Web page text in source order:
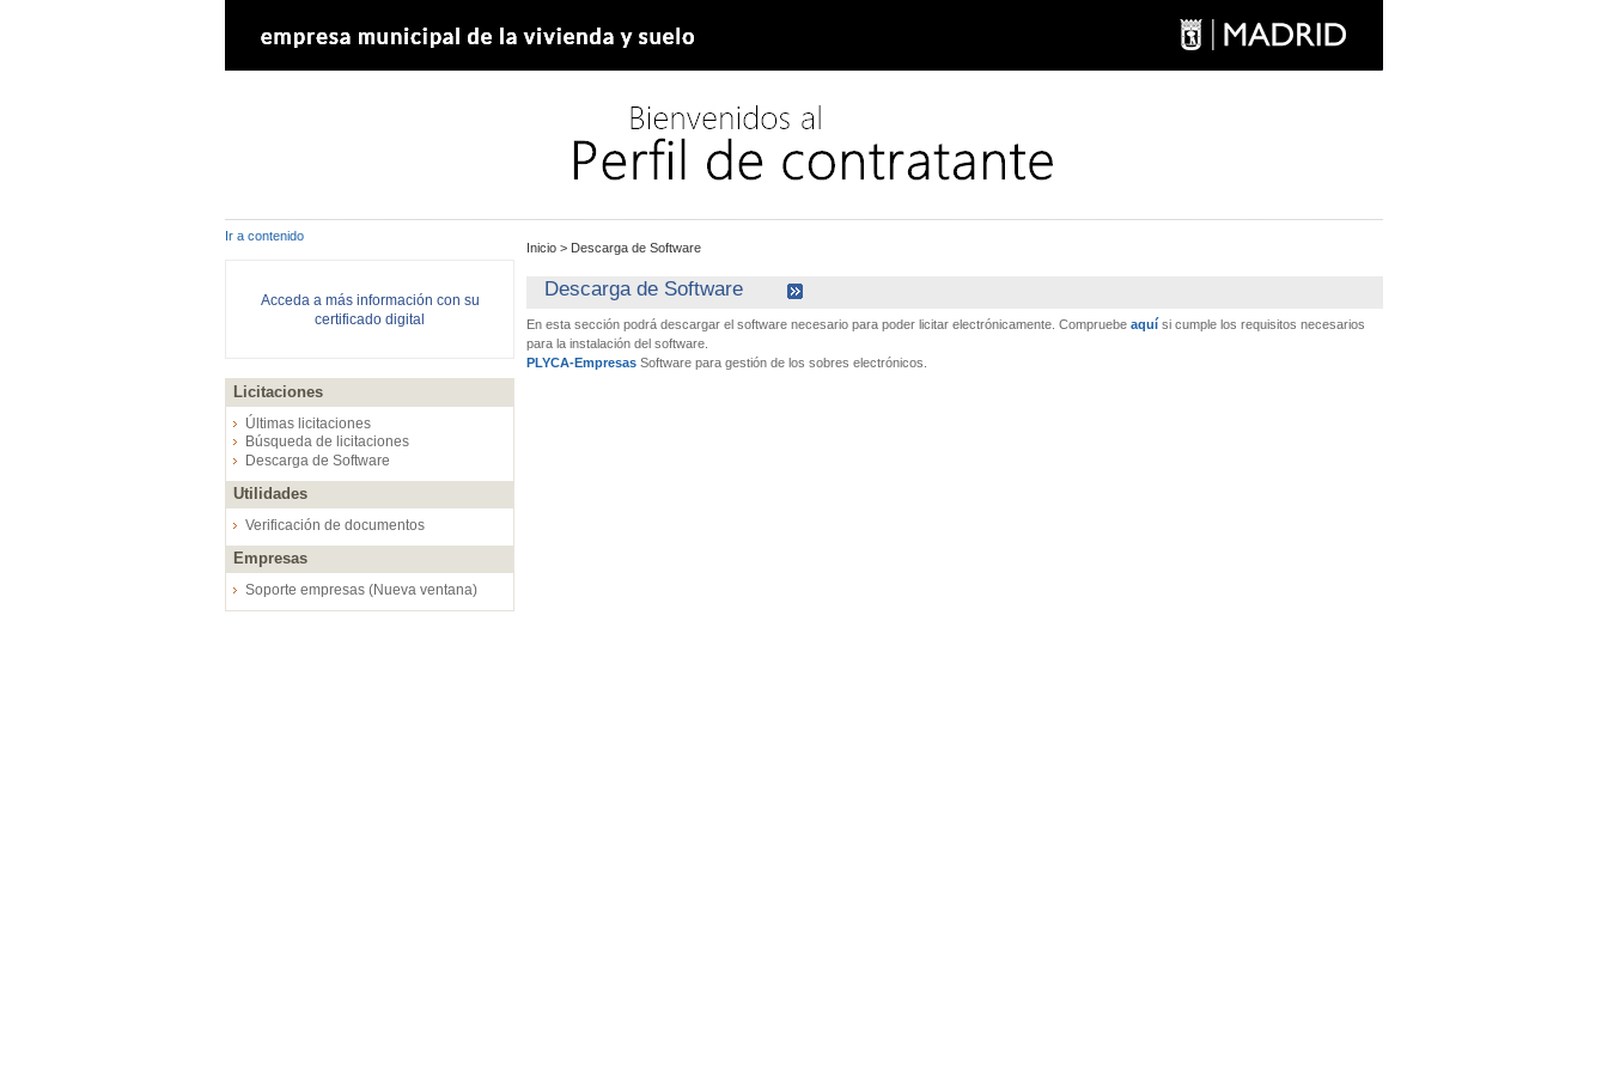
Ir a contenido
Acceda a más información con su
certificado digital
Licitaciones
Últimas licitaciones
Búsqueda de licitaciones
Descarga de Software
Utilidades
Verificación de documentos
Empresas
Soporte empresas (Nueva ventana)
Inicio > Descarga de Software
Descarga de Software
En esta sección podrá descargar el software necesario para poder licitar electrónicamente. Compruebe aquí si cumple los requisitos necesarios
para la instalación del software.
PLYCA-Empresas Software para gestión de los sobres electrónicos.